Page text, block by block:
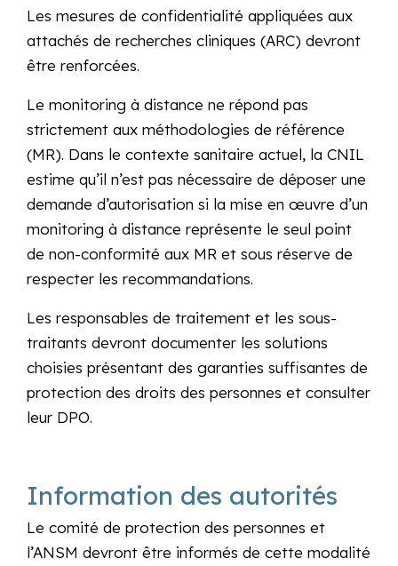
Les mesures de confidentialité appliquées aux
attachés de recherches cliniques (ARC) devront
être renforcées.
Le monitoring à distance ne répond pas
strictement aux méthodologies de référence
(MR). Dans le contexte sanitaire actuel, la CNIL
estime qu’il n’est pas nécessaire de déposer une
demande d’autorisation si la mise en œuvre d’un
monitoring à distance représente le seul point
de non-conformité aux MR et sous réserve de
respecter les recommandations.
Les responsables de traitement et les sous-
traitants devront documenter les solutions
choisies présentant des garanties suffisantes de
protection des droits des personnes et consulter
leur DPO.
Information des autorités
Le comité de protection des personnes et
l’ANSM devront être informés de cette modalité